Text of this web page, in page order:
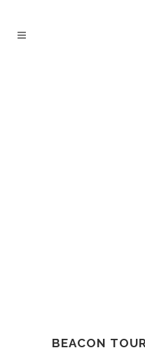
BEACON